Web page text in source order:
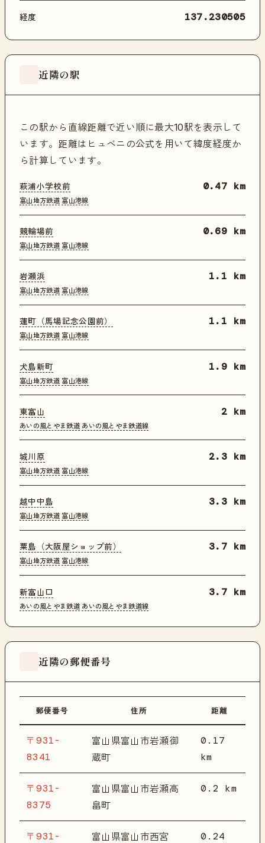
経度 137.230505
近隣の駅
この駅から直線距離で近い順に最大10駅を表示して
います。距離はヒュベニの公式を用いて緯度経度か
ら計算しています。
萩浦小学校前
富山地方鉄道 富山港線
0.47 km
競輪場前
富山地方鉄道 富山港線
0.69 km
岩瀬浜
富山地方鉄道 富山港線
1.1 km
蓮町（馬場記念公園前）
富山地方鉄道 富山港線
1.1 km
犬島新町
富山地方鉄道 富山港線
1.9 km
東富山
あいの風とやま鉄道 あいの風とやま鉄道線
2 km
城川原
富山地方鉄道 富山港線
2.3 km
越中中島
富山地方鉄道 富山港線
3.3 km
粟島（大阪屋ショップ前）
富山地方鉄道 富山港線
3.7 km
新富山口
あいの風とやま鉄道 あいの風とやま鉄道線
3.7 km
近隣の郵便番号
郵便番号 住所 距離
〒931-
8341
富山県富山市岩瀬御
蔵町
0.17
km
〒931-
8375
富山県富山市岩瀬高
畠町
0.2 km
〒931- 富山県富山市西宮 0.24